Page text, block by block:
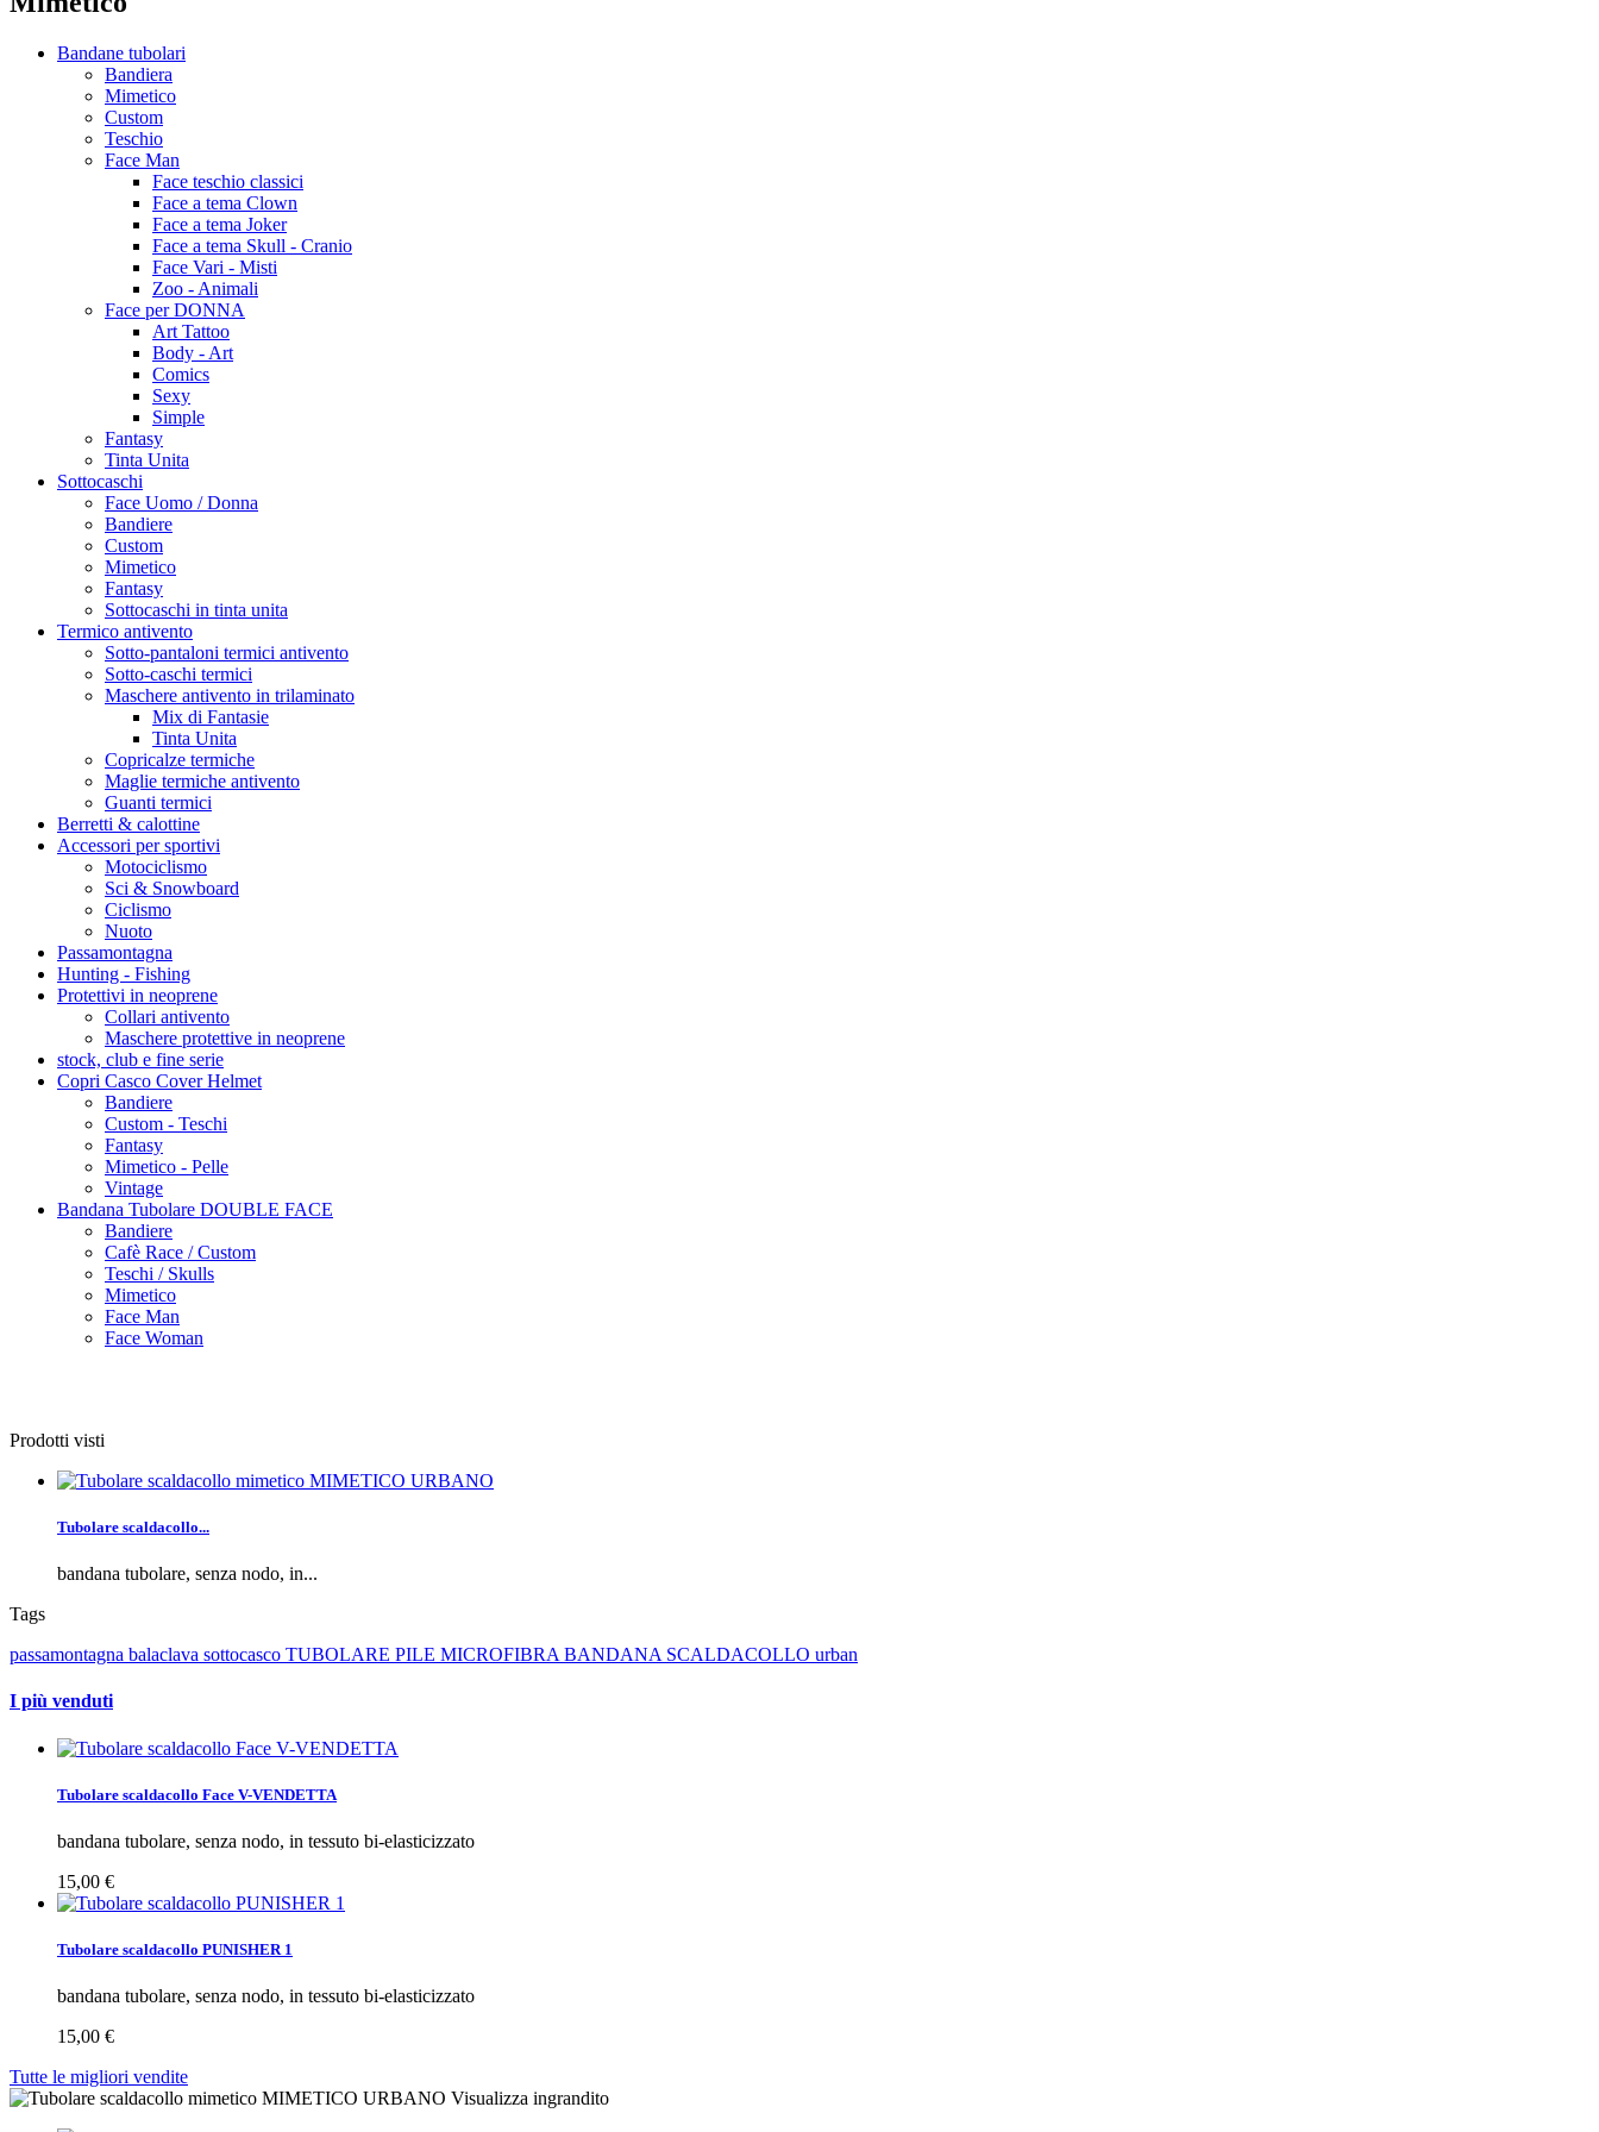
Bandane tubolari
Bandiera
Mimetico
Custom
Teschio
Face Man
Face teschio classici
Face a tema Clown
Face a tema Joker
Face a tema Skull - Cranio
Face Vari - Misti
Zoo - Animali
Face per DONNA
Art Tattoo
Body - Art
Comics
Sexy
Simple
Fantasy
Tinta Unita
Sottocaschi
Face Uomo / Donna
Bandiere
Custom
Mimetico
Fantasy
Sottocaschi in tinta unita
Termico antivento
Sotto-pantaloni termici antivento
Sotto-caschi termici
Maschere antivento in trilaminato
Mix di Fantasie
Tinta Unita
Copricalze termiche
Maglie termiche antivento
Guanti termici
Berretti & calottine
Accessori per sportivi
Motociclismo
Sci & Snowboard
Ciclismo
Nuoto
Passamontagna
Hunting - Fishing
Protettivi in neoprene
Collari antivento
Maschere protettive in neoprene
stock, club e fine serie
Copri Casco Cover Helmet
Bandiere
Custom - Teschi
Fantasy
Mimetico - Pelle
Vintage
Bandana Tubolare DOUBLE FACE
Bandiere
Cafè Race / Custom
Teschi / Skulls
Mimetico
Face Man
Face Woman
Prodotti visti
Tubolare scaldacollo...
bandana tubolare, senza nodo, in...
Tags
passamontagna balaclava sottocasco TUBOLARE PILE MICROFIBRA BANDANA SCALDACOLLO urban
I più venduti
Tubolare scaldacollo Face V-VENDETTA
bandana tubolare, senza nodo, in tessuto bi-elasticizzato
15,00 €
Tubolare scaldacollo PUNISHER 1
bandana tubolare, senza nodo, in tessuto bi-elasticizzato
15,00 €
Tutte le migliori vendite
Visualizza ingrandito